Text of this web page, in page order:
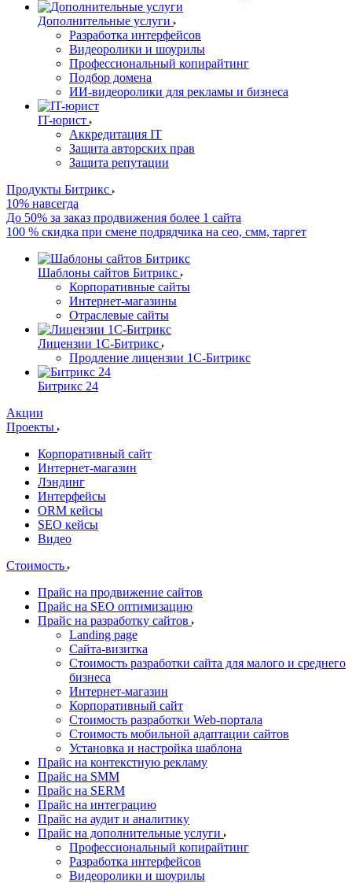
Дополнительные услуги
Разработка интерфейсов
Видеоролики и шоурилы
Профессиональный копирайтинг
Подбор домена
ИИ-видеоролики для рекламы и бизнеса
IT-юрист
Аккредитация IT
Защита авторских прав
Защита репутации
Продукты Битрикс
10% навсегда
До 50% за заказ продвижения более 1 сайта
100 % скидка при смене подрядчика на сео, смм, таргет
Шаблоны сайтов Битрикс
Корпоративные сайты
Интернет-магазины
Отраслевые сайты
Лицензии 1С-Битрикс
Продление лицензии 1С-Битрикс
Битрикс 24
Акции
Проекты
Корпоративный сайт
Интернет-магазин
Лэндинг
Интерфейсы
ORM кейсы
SEO кейсы
Видео
Стоимость
Прайс на продвижение сайтов
Прайс на SEO оптимизацию
Прайс на разработку сайтов
Landing page
Cайта-визитка
Стоимость разработки сайта для малого и среднего
бизнеса
Интернет-магазин
Корпоративный сайт
Стоимость разработки Web-портала
Стоимость мобильной адаптации сайтов
Установка и настройка шаблона
Прайс на контекстную рекламу
Прайс на SMM
Прайс на SERM
Прайс на интеграцию
Прайс на аудит и аналитику
Прайс на дополнительные услуги
Профессиональный копирайтинг
Разработка интерфейсов
Видеоролики и шоурилы